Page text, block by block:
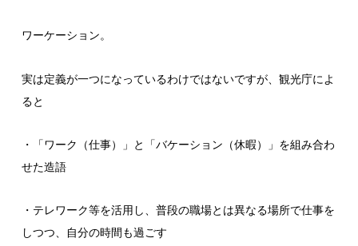
ワーケーション。
実は定義が一つになっているわけではないですが、観光庁によ
ると
・「ワーク（仕事）」と「バケーション（休暇）」を組み合わ
せた造語
・テレワーク等を活用し、普段の職場とは異なる場所で仕事を
しつつ、自分の時間も過ごす